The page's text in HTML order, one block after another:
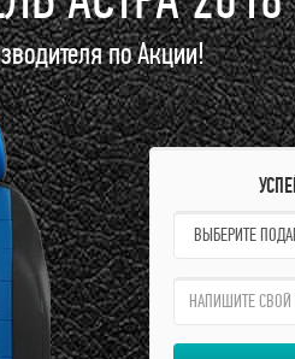
по Акции!
name:
qzw: